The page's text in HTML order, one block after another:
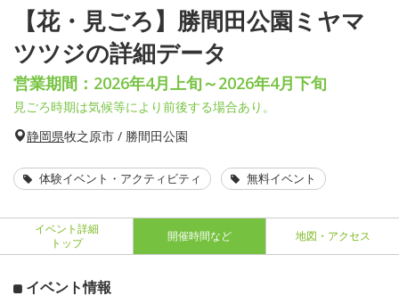
【花・見ごろ】勝間田公園ミヤマ
ツツジの詳細データ
営業期間：2026年4月上旬～2026年4月下旬
見ごろ時期は気候等により前後する場合あり。
静岡県牧之原市 / 勝間田公園
体験イベント・アクティビティ 無料イベント
イベント詳細
トップ
開催時間など 地図・アクセス
イベント情報